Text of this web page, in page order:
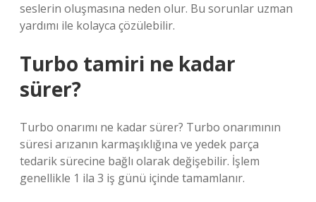
seslerin oluşmasına neden olur. Bu sorunlar uzman
yardımı ile kolayca çözülebilir.
Turbo tamiri ne kadar
sürer?
Turbo onarımı ne kadar sürer? Turbo onarımının
süresi arızanın karmaşıklığına ve yedek parça
tedarik sürecine bağlı olarak değişebilir. İşlem
genellikle 1 ila 3 iş günü içinde tamamlanır.